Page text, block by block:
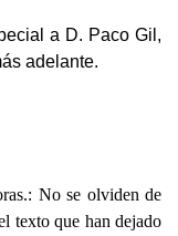
a D. Paco Gil,
adelante.
No se olviden de
texto que han dejado